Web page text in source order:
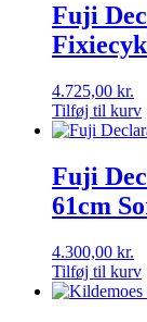
Fuji
4.725,00 kr.
Tilføj til kurv
Fuji
61cm
4.300,00 kr.
Tilføj til kurv